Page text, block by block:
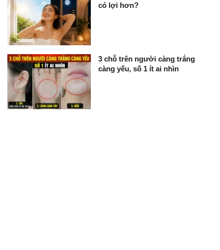
có lợi hơn?
3 chỗ trên người càng trắng
càng yếu, số 1 ít ai nhìn